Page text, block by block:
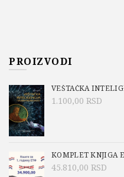
PROIZVODI
VEŠTAČKA
1.100,00 RSD
KOMPLET KNJIGA
45.810,00 RSD